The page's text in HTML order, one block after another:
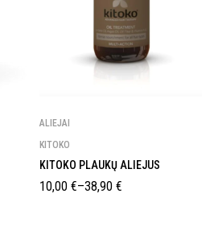
ALIEJAI
KITOKO
KITOKO PLAUKŲ ALIEJUS
10,00 €–38,90 €